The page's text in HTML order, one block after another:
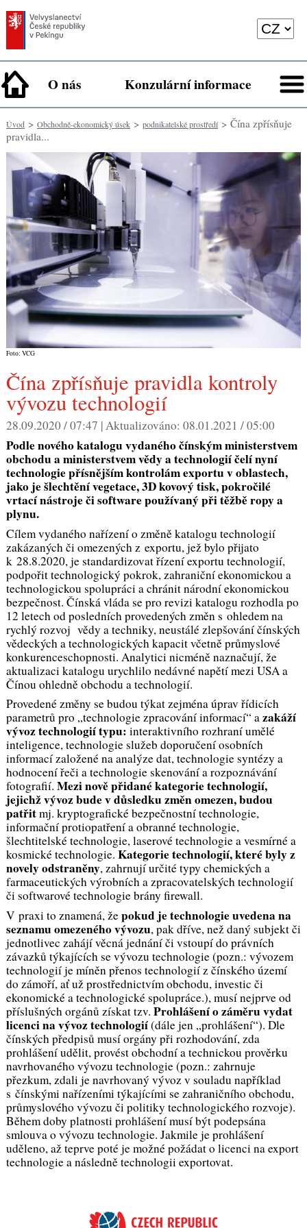
O nás Konzulární informace
Úvod> Obchodně-ekonomický úsek> podnikatelské prostředí> Čína zpřísňuje
pravidla...
Foto: VCG
Čína zpřísňuje pravidla kontroly
vývozu technologií
28.09.2020 / 07:47 |Aktualizováno: 08.01.2021 / 05:00
Podle nového katalogu vydaného čínským ministerstvem
obchodu a ministerstvem vědy a technologií čelí nyní
technologie přísnějším kontrolám exportu v oblastech,
jako je šlechtění vegetace, 3D kovový tisk, pokročilé
vrtací nástroje či software používaný při těžbě ropy a
plynu.
Cílem vydaného nařízení o změně katalogu technologií
zakázaných či omezených z exportu, jež bylo přijato
k 28.8.2020, je standardizovat řízení exportu technologií,
podpořit technologický pokrok, zahraniční ekonomickou a
technologickou spolupráci a chránit národní ekonomickou
bezpečnost. Čínská vláda se pro revizi katalogu rozhodla po
12 letech od posledních provedených změn s ohledem na
rychlý rozvoj vědy a techniky, neustálé zlepšování čínských
vědeckých a technologických kapacit včetně průmyslové
konkurenceschopnosti. Analytici nicméně naznačují, že
aktualizaci katalogu urychlilo nedávné napětí mezi USA a
Čínou ohledně obchodu a technologií.
Provedené změny se budou týkat zejména úprav řídicích
parametrů pro „technologie zpracování informací“ azakáží
vývoz technologií typu: interaktivního rozhraní umělé
inteligence, technologie služeb doporučení osobních
informací založené na analýze dat, technologie syntézy a
hodnocení řeči a technologie skenování a rozpoznávání
fotografií. Mezi nově přidané kategorie technologií,
jejichž vývoz bude v důsledku změn omezen, budou
patřitmj. kryptografické bezpečnostní technologie,
informační protiopatření a obranné technologie,
šlechtitelské technologie, laserové technologie a vesmírné a
kosmické technologie. Kategorie technologií, které byly z
novely odstraněny, zahrnujíurčitétypy chemických a
farmaceutických výrobních a zpracovatelských technologií
či softwarové technologie brány firewall.
V praxi to znamená, žepokud je technologie uvedena na
seznamu omezeného vývozu, pak dříve, než daný subjekt či
jednotlivec zahájí věcná jednání či vstoupí do právních
závazků týkajících se vývozu technologie (pozn.: vývozem
technologií je míněn přenos technologií z čínského území
do zámoří, ať už prostřednictvím obchodu, investic či
ekonomické a technologické spolupráce.), musí nejprve od
příslušných orgánů získat tzv. Prohlášení o záměru vydat
licenci na vývoz technologií(dále jen „prohlášení“). Dle
čínských předpisů musí orgány při rozhodování, zda
prohlášení udělit, provést obchodní a technickou prověrku
navrhovaného vývozu technologie (pozn.: zahrnuje
přezkum, zdali je navrhovaný vývoz v souladu například
s čínskými nařízeními týkajícími se zahraničního obchodu,
průmyslového vývozu či politiky technologického rozvoje).
Během doby platnosti prohlášení musí být podepsána
smlouva o vývozu technologie. Jakmile je prohlášení
uděleno, až teprve poté je možné požádat o licenci na export
technologie a následně technologii exportovat.